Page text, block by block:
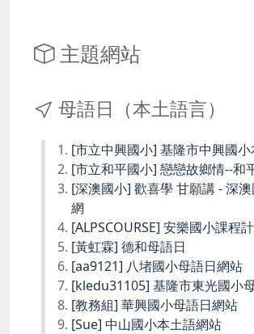
主題網站
母語日（本土語言）
[市立中興國小] 基隆市中興國
[市立和平國小] 戀戀故鄉情--和
[深澳國小] 歡喜學 甘願講 - 深
網
[ALPSCOURSE] 安樂國小課程
[黃虹霖] 德和母語日
[aa9121] 八堵國小母語日網站
[kledu31105] 基隆市東光國小
[教務組] 華興國小母語日網站
[Sue] 中山國小本土語網站